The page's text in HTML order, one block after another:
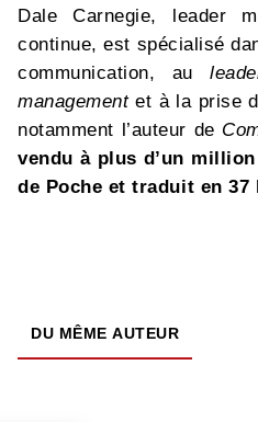
Dale Carnegie, leader
continue, est spécialisé
communication, au
managementet à la prise
notamment l’auteur de
vendu à plus d’un million
de Poche et traduit en 37
DU MÊME AUTEUR